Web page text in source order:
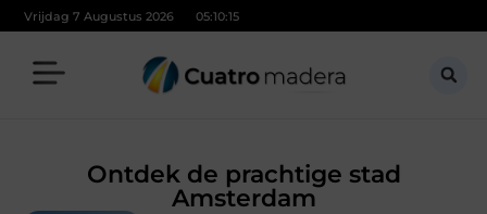
Vrijdag 7 Augustus 2026 05:10:16
Ontdek de prachtige stad
Amsterdam